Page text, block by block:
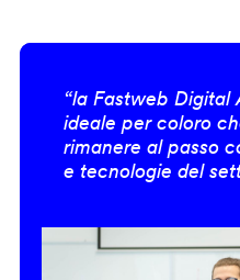
“la Fastweb Digital
ideale per coloro
rimanere al passo
e tecnologie del